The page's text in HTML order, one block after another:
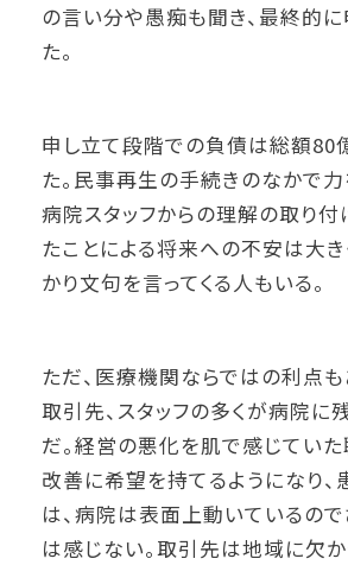
の言い分や愚痴も聞き、最終的
た。
申し立て段階での負債は総額80
た。民事再生の手続きのなかで
病院スタッフからの理解の取り付
たことによる将来への不安は大き
かり文句を言ってくる人もいる。
ただ、医療機関ならではの利点も
取引先、スタッフの多くが病院に
だ。経営の悪化を肌で感じてい
改善に希望を持てるようになり、
は、病院は表面上動いているの
は感じない。取引先は地域に欠